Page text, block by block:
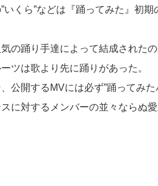
いくら”などは『踊ってみた』初
の踊り手達によって結成された
ツは歌より先に踊りがあった。
公開するMVには必ず”踊ってみ
に対するメンバーの並々ならぬ愛